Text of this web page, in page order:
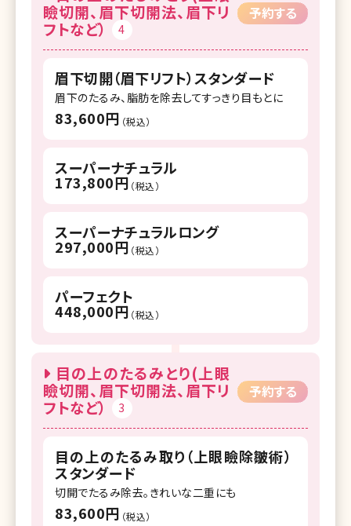
瞼切開、眉下切開法、眉下リ
フトなど）
4
予約する
眉下切開（眉下リフト）スタンダード
眉下のたるみ、脂肪を除去してすっきり目もとに
83,600円 （税込）
スーパーナチュラル
173,800円 （税込）
スーパーナチュラルロング
297,000円 （税込）
パーフェクト
448,000円 （税込）
目の上のたるみとり(上眼
瞼切開、眉下切開法、眉下リ
フトなど）
3
予約する
目の上のたるみ取り（上眼瞼除皺術）
スタンダード
切開でたるみ除去。きれいな二重にも
83,600円 （税込）